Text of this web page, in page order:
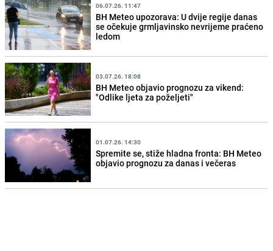
06.07.26. 11:47
BH Meteo upozorava: U dvije regije danas
se očekuje grmljavinsko nevrijeme praćeno
ledom
03.07.26. 18:08
BH Meteo objavio prognozu za vikend:
"Odlike ljeta za poželjeti"
01.07.26. 14:30
Spremite se, stiže hladna fronta: BH Meteo
objavio prognozu za danas i večeras